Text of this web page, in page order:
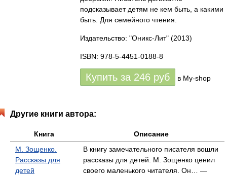
подсказывает детям не кем быть, а какими
быть. Для семейного чтения.
Издательство: "Оникс-Лит" (2013)
ISBN: 978-5-4451-0188-8
Купить за 246 руб в My-shop
Другие книги автора:
Книга
Описание
М. Зощенко.
Рассказы для
детей
В книгу замечательного писателя вошли
рассказы для детей. М. Зощенко ценил
своего маленького читателя. Он… —